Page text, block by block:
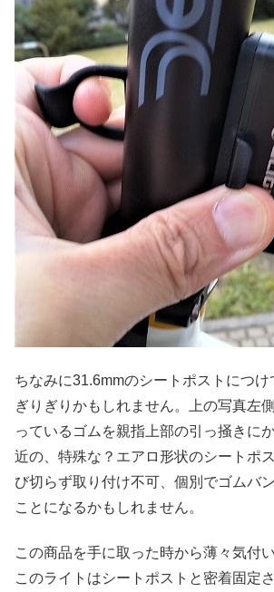
ちなみに31.6mmのシートポストにつ
ぎりぎりかもしれません。上の写真左
っているゴムを親指上部の引っ掻きに
近の、特殊な？エアロ形状のシートポ
び切らず取り付け不可、個別でゴムバ
ことになるかもしれません。
この商品を手に取った時から薄々気付
このライトはシートポストと密着固定